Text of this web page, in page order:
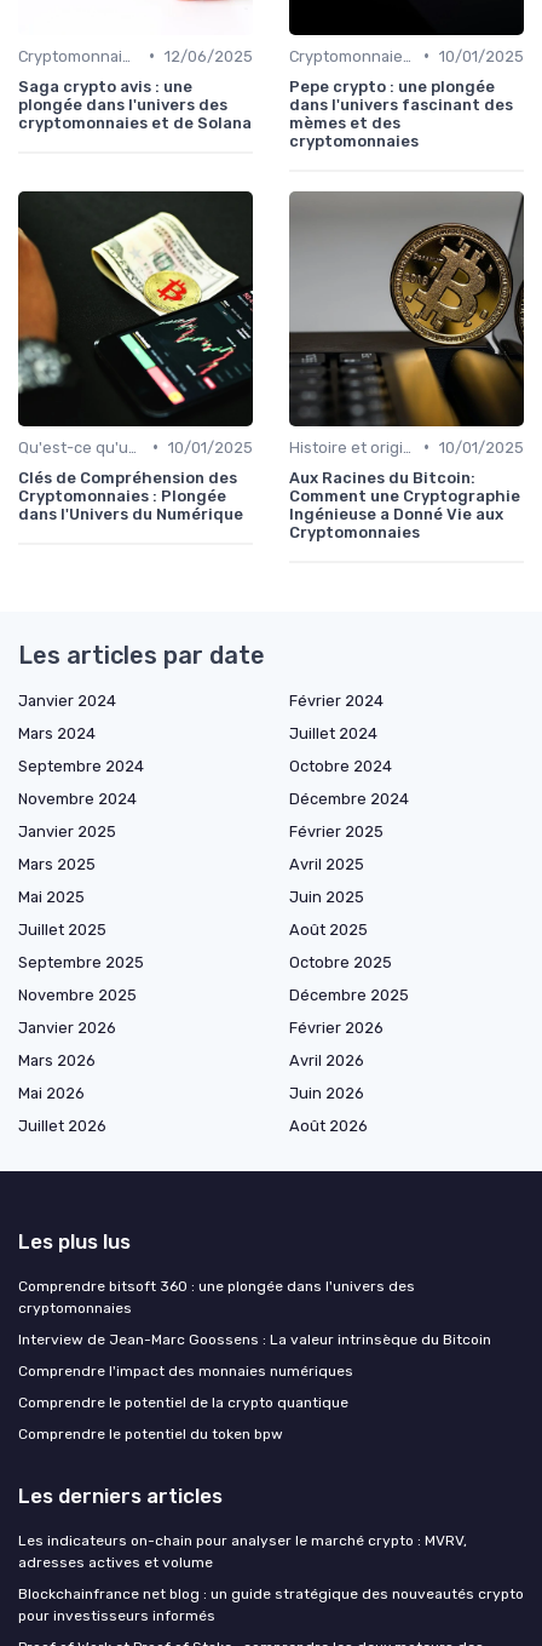
• 12/06/2025
Saga crypto avis : une
plongée dans l'univers des
cryptomonnaies et de Solana
• 10/01/2025
Pepe crypto : une plongée
dans l'univers fascinant des
mèmes et des
cryptomonnaies
• 10/01/2025
Clés de Compréhension des
Cryptomonnaies : Plongée
dans l'Univers du Numérique
• 10/01/2025
Aux Racines du Bitcoin:
Comment une Cryptographie
Ingénieuse a Donné Vie aux
Cryptomonnaies
Les articles par date
Janvier 2024
Février 2024
Mars 2024
Juillet 2024
Septembre 2024
Octobre 2024
Novembre 2024
Décembre 2024
Janvier 2025
Février 2025
Mars 2025
Avril 2025
Mai 2025
Juin 2025
Juillet 2025
Août 2025
Septembre 2025
Octobre 2025
Novembre 2025
Décembre 2025
Janvier 2026
Février 2026
Mars 2026
Avril 2026
Mai 2026
Juin 2026
Juillet 2026
Août 2026
Les plus lus
Comprendre bitsoft 360 : une plongée dans l'univers des
cryptomonnaies
Interview de Jean-Marc Goossens : La valeur intrinsèque du Bitcoin
Comprendre l'impact des monnaies numériques
Comprendre le potentiel de la crypto quantique
Comprendre le potentiel du token bpw
Les derniers articles
Les indicateurs on-chain pour analyser le marché crypto : MVRV,
adresses actives et volume
Blockchainfrance net blog : un guide stratégique des nouveautés crypto
pour investisseurs informés